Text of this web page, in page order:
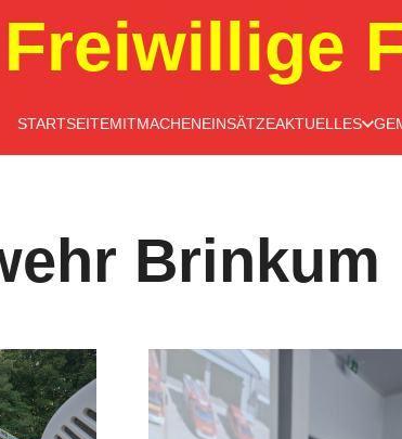
Freiwillige
STARTSEITEMITMACHENEINSÄTZEAKTUELLES
Brinkum